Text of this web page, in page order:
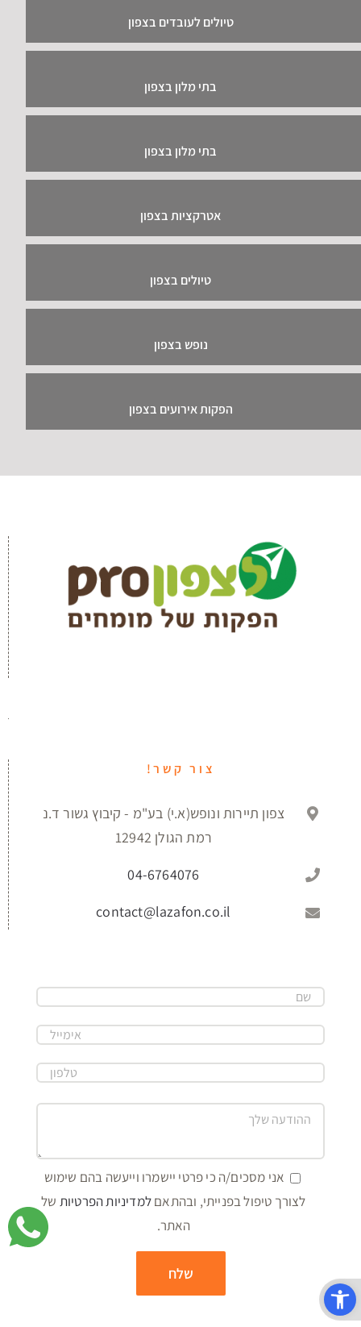
טיולים לעובדים בצפון
בתי מלון בצפון
בתי מלון בצפון
אטרקציות בצפון
טיולים בצפון
נופש בצפון
הפקות אירועים בצפון
צור קשר!
צפון תיירות ונופש(א.י) בע"מ - קיבוץ גשור ד.נ
רמת הגולן 12942
04-6764076
contact@lazafon.co.il
אני מסכים/ה כי פרטי יישמרו וייעשה בהם שימוש
לצורך טיפול בפנייתי, ובהתאםלמדיניות הפרטיות של
האתר.
פתח סרגל נגישות